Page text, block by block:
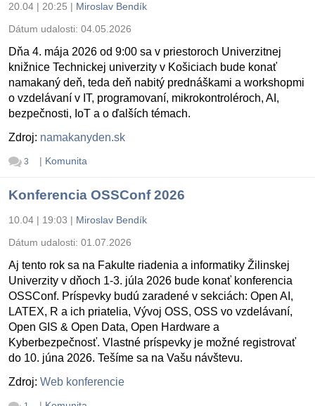
20.04 | 20:25 | Miroslav Bendík
Dátum udalosti: 04.05.2026
Dňa 4. mája 2026 od 9:00 sa v priestoroch Univerzitnej
knižnice Technickej univerzity v Košiciach bude konať
namakaný deň, teda deň nabitý prednáškami a workshopmi
o vzdelávaní v IT, programovaní, mikrokontroléroch, AI,
bezpečnosti, IoT a o ďalších témach.
Zdroj: namakanyden.sk
3 | Komunita
Konferencia OSSConf 2026
10.04 | 19:03 | Miroslav Bendík
Dátum udalosti: 01.07.2026
Aj tento rok sa na Fakulte riadenia a informatiky Žilinskej
Univerzity v dňoch 1-3. júla 2026 bude konať konferencia
OSSConf. Príspevky budú zaradené v sekciách: Open AI,
LATEX, R a ich priatelia, Vývoj OSS, OSS vo vzdelávaní,
Open GIS & Open Data, Open Hardware a
Kyberbezpečnosť. Vlastné príspevky je možné registrovať
do 10. júna 2026. Tešíme sa na Vašu návštevu.
Zdroj: Web konferencie